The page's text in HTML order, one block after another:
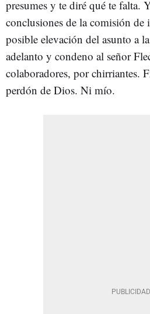
presumes y te diré qué te falta.
conclusiones de la comisión de
posible elevación del asunto a
adelanto y condeno al señor
colaboradores, por chirriantes.
perdón de Dios. Ni mío.